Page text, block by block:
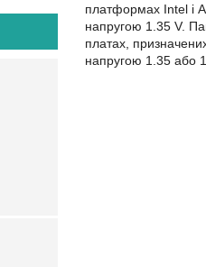
платформах Intel і
напругою 1.35 V.
платах,
напругою 1.35 або